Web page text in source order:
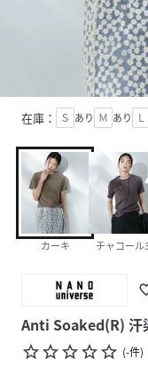
在庫： Ｓ あり Ｍ あり Ｌ
カーキ チャコール
Anti Soaked(R) 汗
star_borderstar_borderstar_borderstar_borderstar_border (-件)